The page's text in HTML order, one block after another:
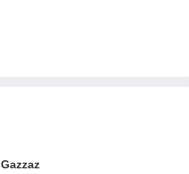
Gazzaz